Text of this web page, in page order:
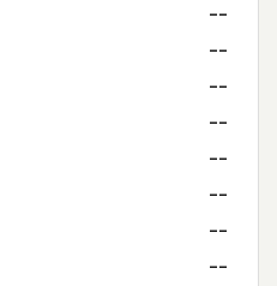
--
--
--
--
--
--
--
--